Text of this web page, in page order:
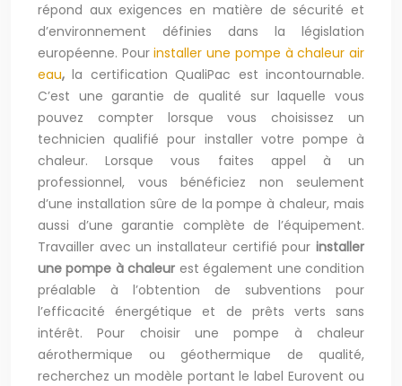
répond aux exigences en matière de sécurité et
d’environnement définies dans la législation
européenne. Pourinstaller une pompe à chaleur air
eau,la certification QualiPac est incontournable.
C’est une garantie de qualité sur laquelle vous
pouvez compter lorsque vous choisissez un
technicien qualifié pour installer votre pompe à
chaleur. Lorsque vous faites appel à un
professionnel, vous bénéficiez non seulement
d’une installation sûre de la pompe à chaleur, mais
aussi d’une garantie complète de l’équipement.
Travailler avec un installateur certifié pour installer
une pompe à chaleur est également une condition
préalable à l’obtention de subventions pour
l’efficacité énergétique et de prêts verts sans
intérêt. Pour choisir une pompe à chaleur
aérothermique ou géothermique de qualité,
recherchez un modèle portant le label Eurovent ou